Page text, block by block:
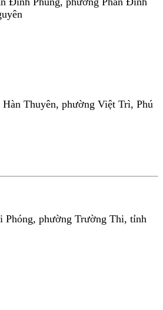
Thuyên, phường Việt Trì, Phú
Phóng, phường Trường Thi, tỉnh